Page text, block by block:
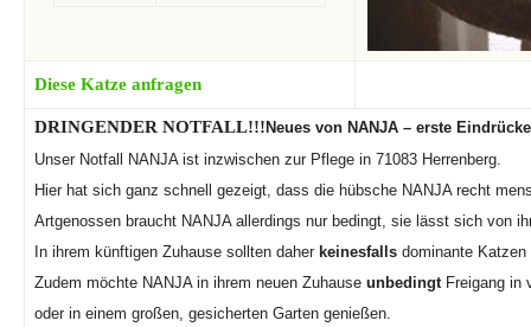
Diese Katze anfragen
DRINGENDER NOTFALL!!! Neues von NANJA – erste
Unser Notfall NANJA ist inzwischen zur Pflege in 71083 Herrenberg.
Hier hat sich ganz schnell gezeigt, dass die hübsche NANJA recht
Artgenossen braucht NANJA allerdings nur bedingt, sie lässt sich von
In ihrem künftigen Zuhause sollten daher keinesfalls dominante
Zudem möchte NANJA in ihrem neuen Zuhause unbedingtFreigang in
oder in einem großen, gesicherten Garten genießen.